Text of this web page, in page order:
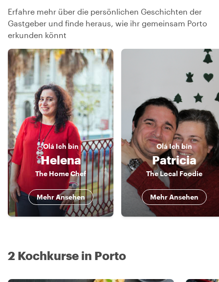
Erfahre mehr über die persönlichen Geschichten der
Gastgeber und finde heraus, wie ihr gemeinsam Porto
erkunden könnt
OláIch bin
Helena
The Home Chef
Mehr Ansehen
OláIch bin
Patricia
The Local Foodie
Mehr Ansehen
2 Kochkurse in Porto